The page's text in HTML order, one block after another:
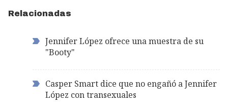
Relacionadas
Jennifer López ofrece una muestra de su
"Booty"
Casper Smart dice que no engañó a Jennifer
López con transexuales